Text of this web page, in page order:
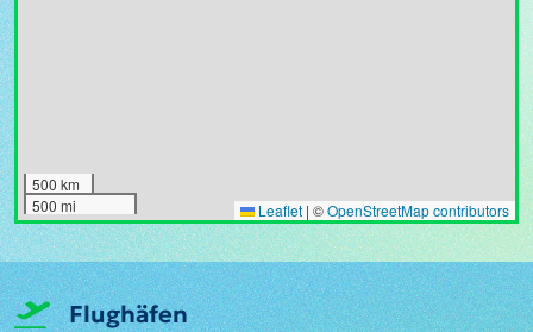
500 km
500 mi
Leaflet | ©OpenStreetMap contributors
Flughäfen